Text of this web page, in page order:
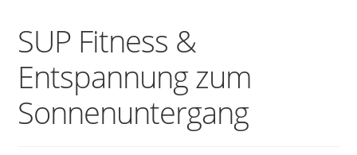
SUP Fitness &
Entspannung zum
Sonnenuntergang